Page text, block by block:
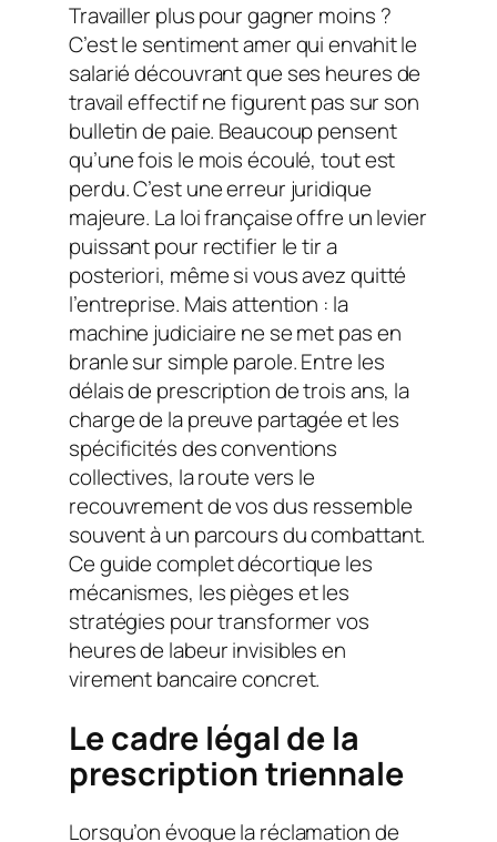
Travailler plus pour gagner moins ?
C’est le sentiment amer qui envahit le
salarié découvrant que ses heures de
travail effectif ne figurent pas sur son
bulletin de paie. Beaucoup pensent
qu’une fois le mois écoulé, tout est
perdu. C’est une erreur juridique
majeure. La loi française offre un levier
puissant pour rectifier le tir a
posteriori, même si vous avez quitté
l’entreprise. Mais attention : la
machine judiciaire ne se met pas en
branle sur simple parole. Entre les
délais de prescription de trois ans, la
charge de la preuve partagée et les
spécificités des conventions
collectives, la route vers le
recouvrement de vos dus ressemble
souvent à un parcours du combattant.
Ce guide complet décortique les
mécanismes, les pièges et les
stratégies pour transformer vos
heures de labeur invisibles en
virement bancaire concret.
Le cadre légal de la
prescription triennale
Lorsqu’on évoque la réclamation de